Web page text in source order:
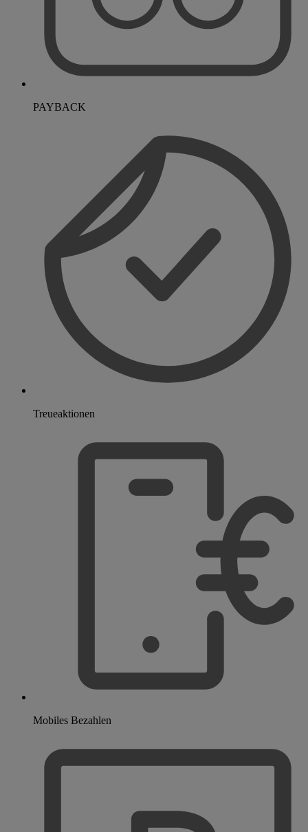
PAYBACK
Treueaktionen
Mobiles Bezahlen